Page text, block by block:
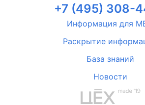
+7 (495) 308-
Информация для
Раскрытие
База знаний
Новости